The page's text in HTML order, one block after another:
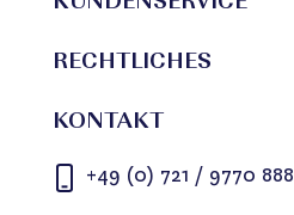
RECHTLICHES
KONTAKT
+49 (0) 721 / 9770 888